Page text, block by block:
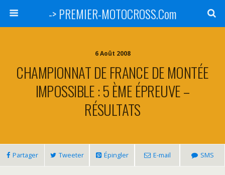
-> PREMIER-MOTOCROSS.Com
6 Août 2008
CHAMPIONNAT DE FRANCE DE MONTÉE
IMPOSSIBLE : 5 ÈME ÉPREUVE –
RÉSULTATS
Partager Tweeter Épingler E-mail SMS